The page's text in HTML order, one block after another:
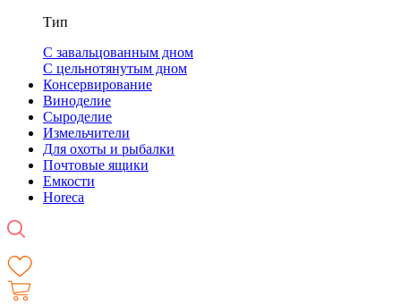
Тип
С завальцованным дном
С цельнотянутым дном
Консервирование
Виноделие
Сыроделие
Измельчители
Для охоты и рыбалки
Почтовые ящики
Емкости
Horeca